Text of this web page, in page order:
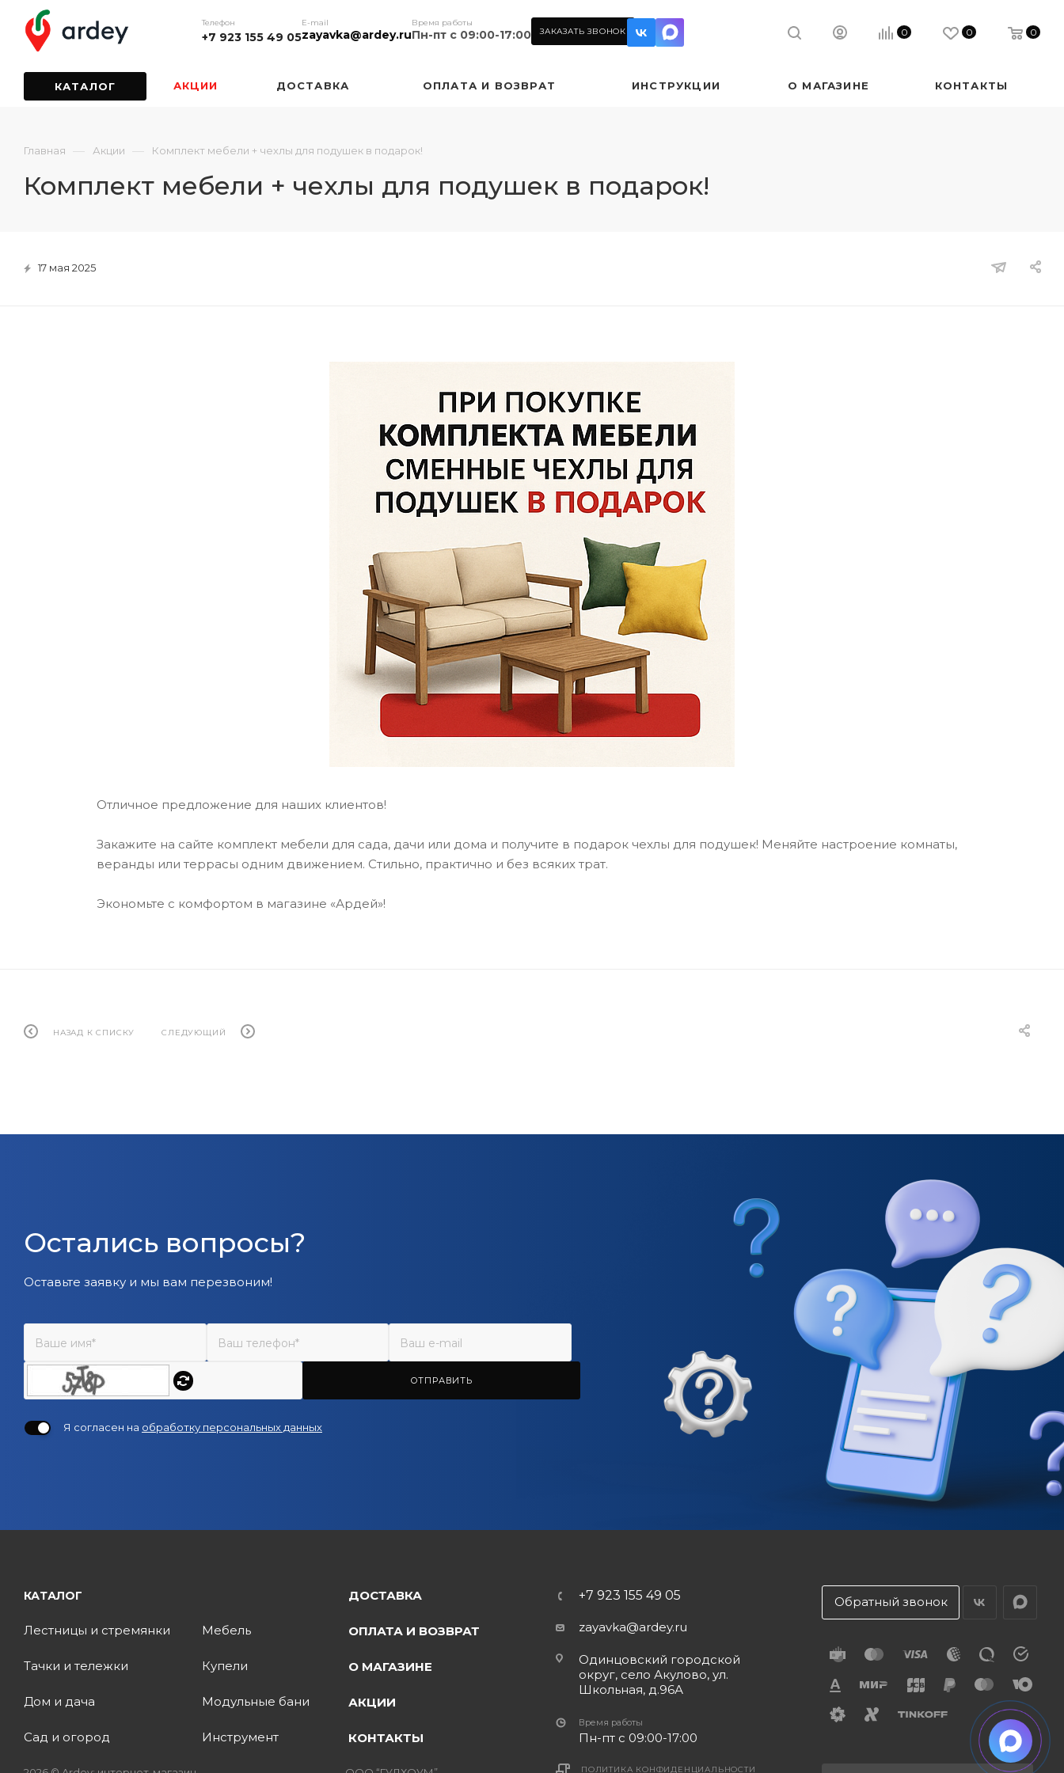
Телефон
+7 923 155 49 05
E-mail
zayavka@ardey.ru
Время работы
Пн-пт с 09:00-17:00 ЗАКАЗАТЬ ЗВОНОК 0 0 0
КАТАЛОГ АКЦИИ ДОСТАВКА ОПЛАТА И ВОЗВРАТ ИНСТРУКЦИИ О МАГАЗИНЕ КОНТАКТЫ
Главная — Акции — Комплект мебели + чехлы для подушек в подарок!
Комплект мебели + чехлы для подушек в подарок!
17 мая 2025
Отличное предложение для наших клиентов!
Закажите на сайте комплект мебели для сада, дачи или дома и получите в подарок чехлы для подушек! Меняйте настроение комнаты,
веранды или террасы одним движением. Стильно, практично и без всяких трат.
Экономьте с комфортом в магазине «Ардей»!
НАЗАД К СПИСКУ СЛЕДУЮЩИЙ
Остались вопросы?
Оставьте заявку и мы вам перезвоним!
ОТПРАВИТЬ
Я согласен на обработку персональных данных
КАТАЛОГ
Лестницы и стремянки
Тачки и тележки
Дом и дача
Сад и огород
Мебель
Купели
Модульные бани
Инструмент
ДОСТАВКА
ОПЛАТА И ВОЗВРАТ
О МАГАЗИНЕ
АКЦИИ
КОНТАКТЫ
+7 923 155 49 05
zayavka@ardey.ru
Одинцовский городской
округ, село Акулово, ул.
Школьная, д.96А
Время работы
Пн-пт с 09:00-17:00
Обратный звонок
ПОЛИТИКА КОНФИДЕНЦИАЛЬНОСТИ